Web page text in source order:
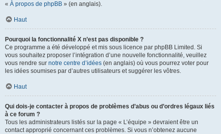
« À propos de phpBB » (en anglais).
Haut
Pourquoi la fonctionnalité X n’est pas disponible ?
Ce programme a été développé et mis sous licence par phpBB Limited. Si
vous souhaitez proposer l’intégration d’une nouvelle fonctionnalité, veuillez
vous rendre sur notre centre d’idées (en anglais) où vous pourrez voter pour
les idées soumises par d’autres utilisateurs et suggérer les vôtres.
Haut
Qui dois-je contacter à propos de problèmes d’abus ou d’ordres légaux liés
à ce forum ?
Tous les administrateurs listés sur la page « L’équipe » devraient être un
contact approprié concernant ces problèmes. Si vous n’obtenez aucune